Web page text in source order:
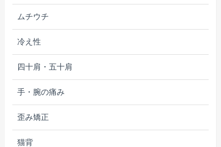
ムチウチ
冷え性
四十肩・五十肩
手・腕の痛み
歪み矯正
猫背